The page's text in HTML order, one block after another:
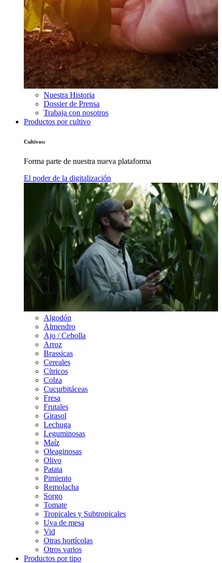
Nuestra Historia
Dossier de Prensa
Trabaja con nosotros
Productos por cultivo
Cultivos:
Forma parte de nuestra nueva plataforma
El poder de la digitalización
Algodón
Almendro
Ajo / Cebolla
Arroz
Brassicas
Cereales
Cítricos
Colza
Cucurbitáceas
Fresa
Frutales
Girasol
Lechuga
Leguminosas
Maíz
Oleaginosas
Olivo
Patata
Pimiento
Remolacha
Sorgo
Tomate
Tropicales y Subtropicales
Uva de mesa
Vid
Otras hortícolas
Otros varios
Productos por tipo